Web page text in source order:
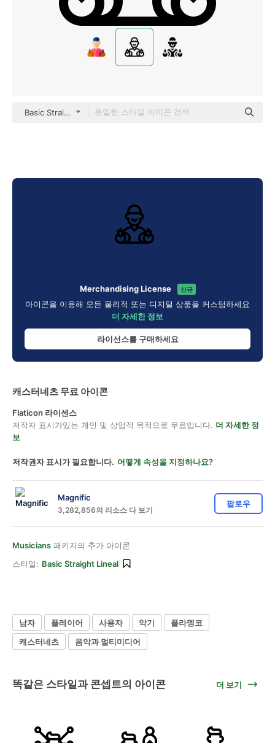
Basic Straight Lineal
Merchandising License 신규
아이콘을 이용해 모든 물리적 또는 디지털 상품을 커스텀하세요
더 자세한 정보
라이선스를 구매하세요
캐스터네츠 무료 아이콘
Flaticon 라이센스
저작자 표시가있는 개인 및 상업적 목적으로 무료입니다. 더 자세한 정
보
저작권자 표시가 필요합니다. 어떻게 속성을 지정하나요?
Magnific
3,282,856의 리소스 다 보기
팔로우
Musicians 패키지의 추가 아이콘
스타일: Basic Straight Lineal
남자 플레이어 사용자 악기
플라멩코
캐스터네츠
음악과 멀티미디어
똑같은 스타일과 콘셉트의 아이콘 더 보기